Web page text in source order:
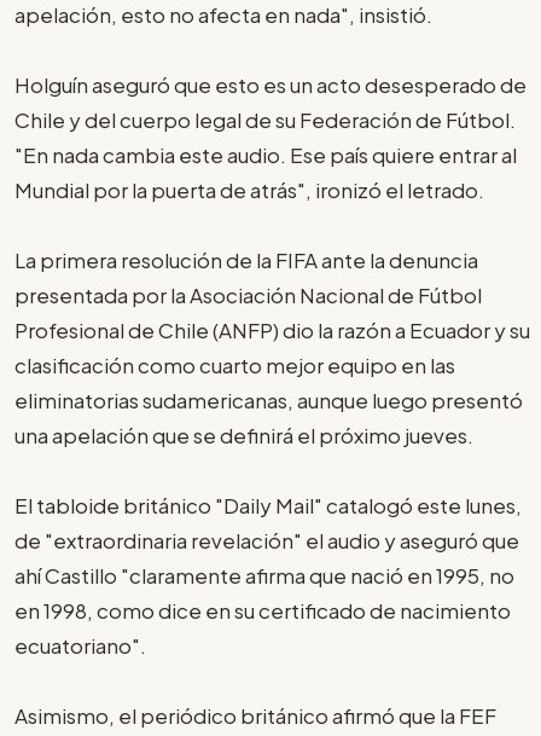
apelación, esto no afecta en nada", insistió.
Holguín aseguró que esto es un acto desesperado de
Chile y del cuerpo legal de su Federación de Fútbol.
"En nada cambia este audio. Ese país quiere entrar al
Mundial por la puerta de atrás", ironizó el letrado.
La primera resolución de la FIFA ante la denuncia
presentada por la Asociación Nacional de Fútbol
Profesional de Chile (ANFP) dio la razón a Ecuador y su
clasificación como cuarto mejor equipo en las
eliminatorias sudamericanas, aunque luego presentó
una apelación que se definirá el próximo jueves.
El tabloide británico "Daily Mail" catalogó este lunes,
de "extraordinaria revelación" el audio y aseguró que
ahí Castillo "claramente afirma que nació en 1995, no
en 1998, como dice en su certificado de nacimiento
ecuatoriano".
Asimismo, el periódico británico afirmó que la FEF